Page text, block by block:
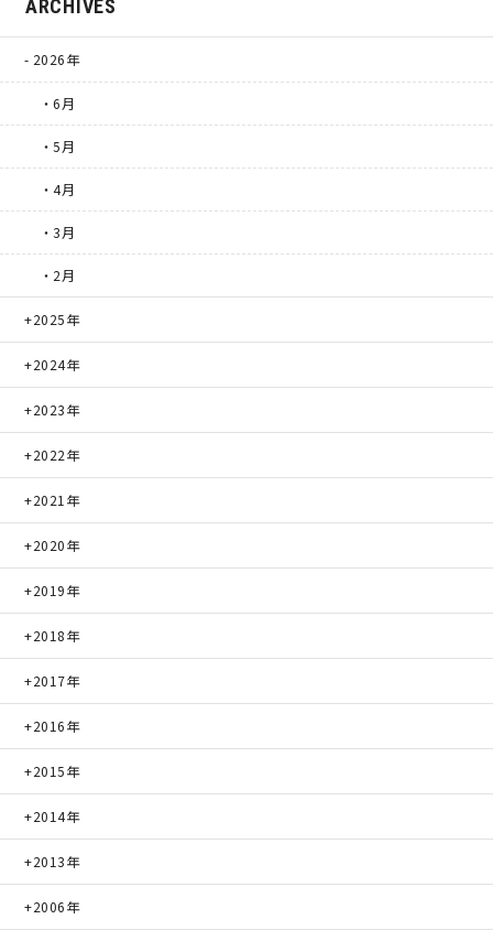
ARCHIVES
2026年
・6月
・5月
・4月
・3月
・2月
2025年
2024年
2023年
2022年
2021年
2020年
2019年
2018年
2017年
2016年
2015年
2014年
2013年
2006年